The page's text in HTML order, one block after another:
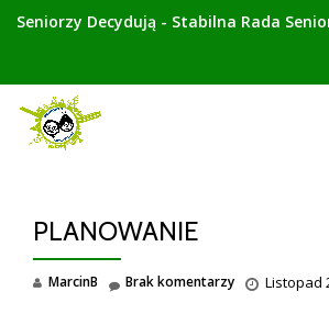
Seniorzy Decydują - Stabilna Rada
PLANOWANIE
MarcinB Listopad
Brak komentarzy